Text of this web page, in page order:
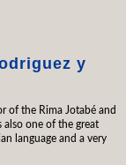
y
of the Rima Jotabé and
also one of the great
language and a very